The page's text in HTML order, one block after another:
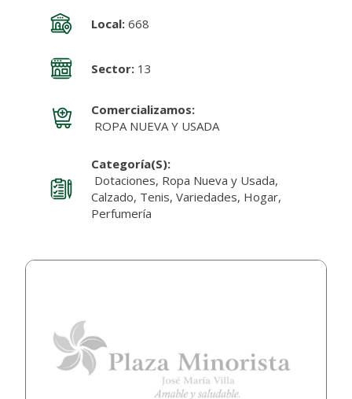
Local:668
Sector:13
Comercializamos:
ROPA NUEVA Y USADA
Categoría(s):
Dotaciones, Ropa Nueva y Usada,
Calzado, Tenis, Variedades, Hogar,
Perfumería